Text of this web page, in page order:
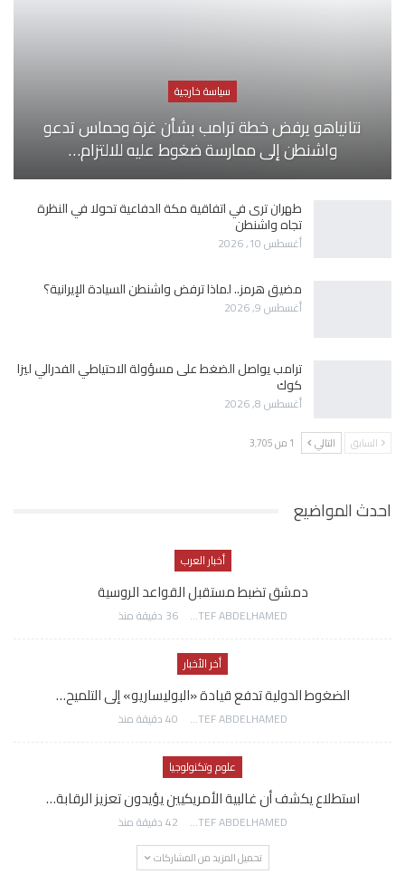
سياسة خارجية
نتانياهو يرفض خطة ترامب بشأن غزة وحماس تدعو
واشنطن إلى ممارسة ضغوط عليه للالتزام…
طهران ترى في اتفاقية مكة الدفاعية تحولا في النظرة
تجاه واشنطن
أغسطس 10, 2026
مضيق هرمز.. لماذا ترفض واشنطن السيادة الإيرانية؟
أغسطس 9, 2026
ترامب يواصل الضغط على مسؤولة الاحتياطي الفدرالي ليزا
كوك
أغسطس 8, 2026
السابق التالي 1 من 3٬705
احدث المواضيع
أخبار العرب
دمشق تضبط مستقبل القواعد الروسية
AWATEF ABDELHAMED 36 دقيقة منذ
أخر الأخبار
الضغوط الدولية تدفع قيادة «البوليساريو» إلى التلميح…
AWATEF ABDELHAMED 40 دقيقة منذ
علوم وتكنولوجيا
استطلاع يكشف أن غالبية الأمريكيين يؤيدون تعزيز الرقابة…
AWATEF ABDELHAMED 42 دقيقة منذ
تحميل المزيد من المشاركات